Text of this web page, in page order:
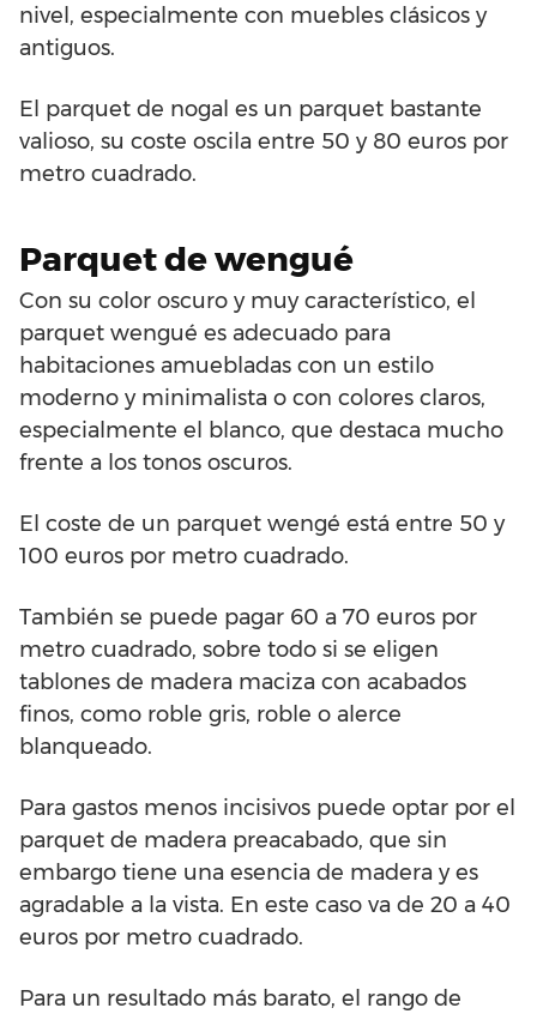
nivel, especialmente con muebles clásicos y
antiguos.
El parquet de nogal es un parquet bastante
valioso, su coste oscila entre 50 y 80 euros por
metro cuadrado.
Parquet de wengué
Con su color oscuro y muy característico, el
parquet wengué es adecuado para
habitaciones amuebladas con un estilo
moderno y minimalista o con colores claros,
especialmente el blanco, que destaca mucho
frente a los tonos oscuros.
El coste de un parquet wengé está entre 50 y
100 euros por metro cuadrado.
También se puede pagar 60 a 70 euros por
metro cuadrado, sobre todo si se eligen
tablones de madera maciza con acabados
finos, como roble gris, roble o alerce
blanqueado.
Para gastos menos incisivos puede optar por el
parquet de madera preacabado, que sin
embargo tiene una esencia de madera y es
agradable a la vista. En este caso va de 20 a 40
euros por metro cuadrado.
Para un resultado más barato, el rango de